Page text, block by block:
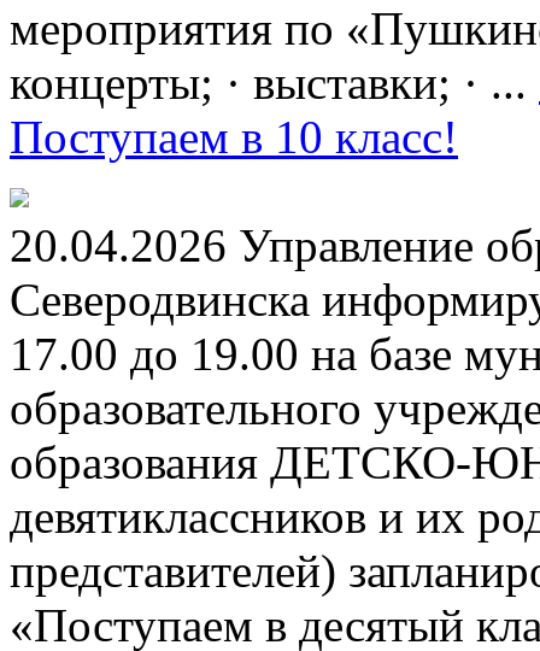
мероприятия по
концерты; · выставки; · ...
Поступаем в 10 класс!
20.04.2026 Управление
Северодвинска
17.00 до 19.00 на базе
образовательного
образования
девятиклассников и их
представителей)
«Поступаем в десятый